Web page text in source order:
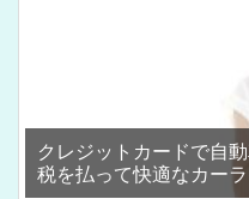
クレジットカードで自
税を払って快適なカーラ